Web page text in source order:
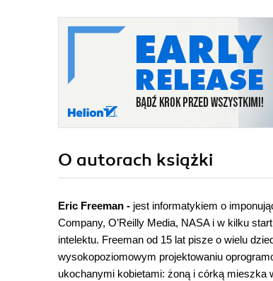
O autorach książki
Eric Freeman - jest informatykiem o
Company, O’Reilly Media, NASA i w kilku
intelektu. Freeman od 15 lat pisze o wielu
wysokopoziomowym projektowaniu
ukochanymi kobietami: żoną i córką mieszka